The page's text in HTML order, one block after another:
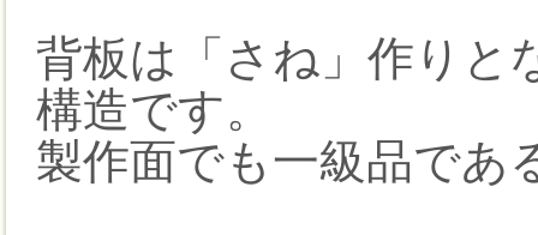
背板は「さね」作りと
構造です。
製作面でも一級品であ